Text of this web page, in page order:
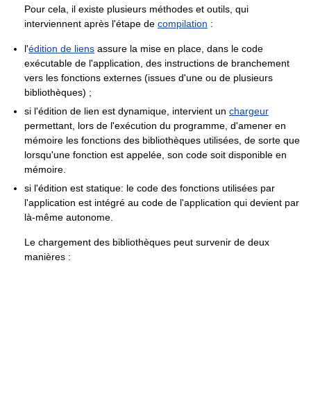
Pour cela, il existe plusieurs méthodes et outils, qui
interviennent après l'étape de compilation :
l'édition de liens assure la mise en place, dans le code
exécutable de l'application, des instructions de branchement
vers les fonctions externes (issues d'une ou de plusieurs
bibliothèques) ;
si l'édition de lien est dynamique, intervient un chargeur
permettant, lors de l'exécution du programme, d'amener en
mémoire les fonctions des bibliothèques utilisées, de sorte que
lorsqu'une fonction est appelée, son code soit disponible en
mémoire.
si l'édition est statique: le code des fonctions utilisées par
l'application est intégré au code de l'application qui devient par
là-même autonome.
Le chargement des bibliothèques peut survenir de deux
manières :